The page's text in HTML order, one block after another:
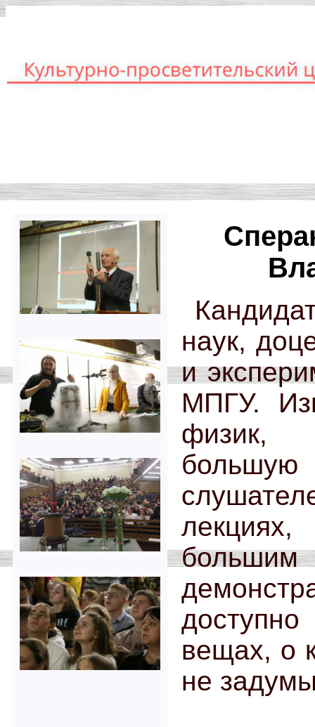
наук,
и
МПГУ.
физик,
вещах, о
не